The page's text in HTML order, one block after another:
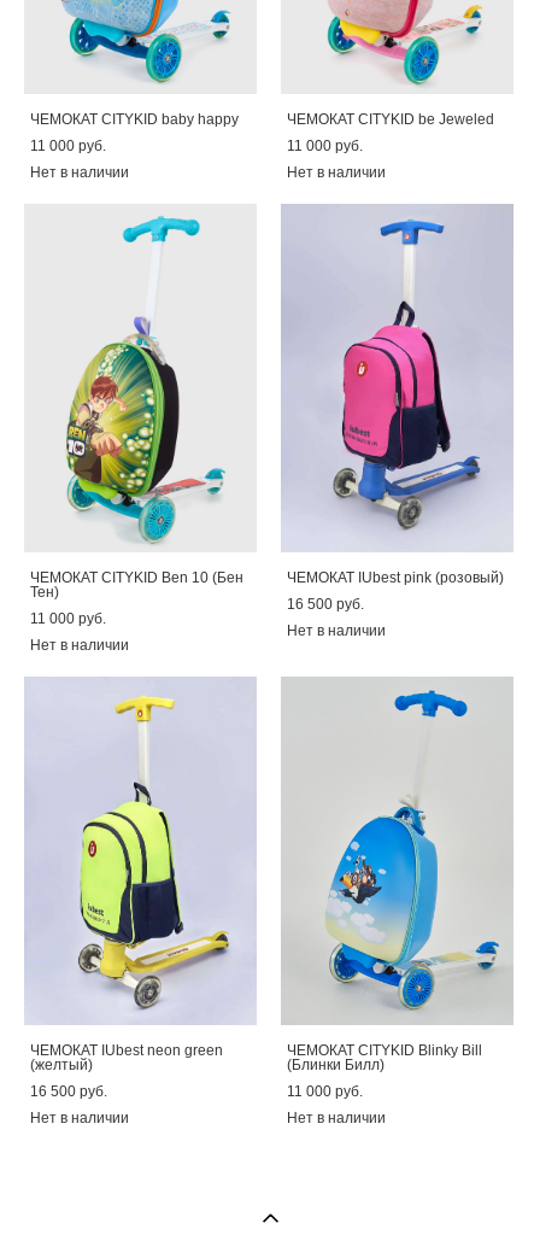
ЧЕМОКАТ CITYKID baby happy
11 000 pуб.
Нет в наличии
ЧЕМОКАТ CITYKID be Jeweled
11 000 pуб.
Нет в наличии
ЧЕМОКАТ CITYKID Ben 10 (Бен
Тен)
11 000 pуб.
Нет в наличии
ЧЕМОКАТ IUbest pink (розовый)
16 500 pуб.
Нет в наличии
ЧЕМОКАТ IUbest neon green
(желтый)
16 500 pуб.
Нет в наличии
ЧЕМОКАТ CITYKID Blinky Bill
(Блинки Билл)
11 000 pуб.
Нет в наличии